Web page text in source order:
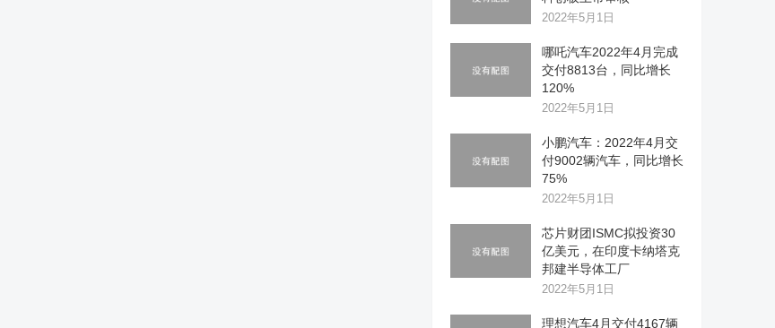
2022年5月1日
哪吒汽车2022年4月完成
交付8813台，同比增长
120%
2022年5月1日
小鹏汽车：2022年4月交
付9002辆汽车，同比增长
75%
2022年5月1日
芯片财团ISMC拟投资30
亿美元，在印度卡纳塔克
邦建半导体工厂
2022年5月1日
理想汽车4月交付4167辆